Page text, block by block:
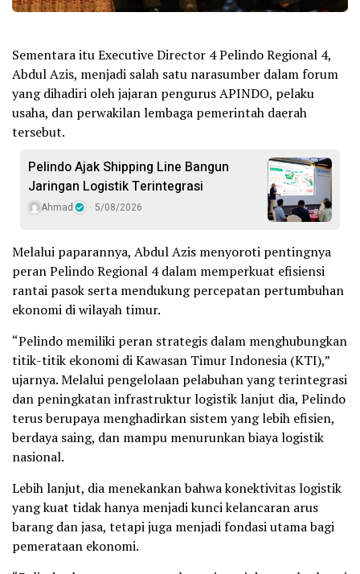
Sementara itu Executive Director 4 Pelindo Regional 4,
Abdul Azis, menjadi salah satu narasumber dalam forum
yang dihadiri oleh jajaran pengurus APINDO, pelaku
usaha, dan perwakilan lembaga pemerintah daerah
tersebut.
Pelindo Ajak Shipping Line Bangun
Jaringan Logistik Terintegrasi
Ahmad 5/08/2026
Melalui paparannya, Abdul Azis menyoroti pentingnya
peran Pelindo Regional 4 dalam memperkuat efisiensi
rantai pasok serta mendukung percepatan pertumbuhan
ekonomi di wilayah timur.
“Pelindo memiliki peran strategis dalam menghubungkan
titik-titik ekonomi di Kawasan Timur Indonesia (KTI),”
ujarnya. Melalui pengelolaan pelabuhan yang terintegrasi
dan peningkatan infrastruktur logistik lanjut dia, Pelindo
terus berupaya menghadirkan sistem yang lebih efisien,
berdaya saing, dan mampu menurunkan biaya logistik
nasional.
Lebih lanjut, dia menekankan bahwa konektivitas logistik
yang kuat tidak hanya menjadi kunci kelancaran arus
barang dan jasa, tetapi juga menjadi fondasi utama bagi
pemerataan ekonomi.